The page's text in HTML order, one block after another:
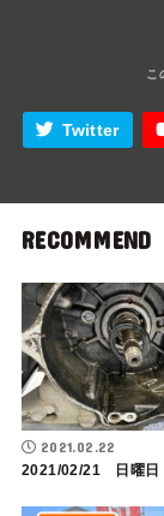
Twitter
RECOMMEND
2021.02.22
2021/02/21 日曜